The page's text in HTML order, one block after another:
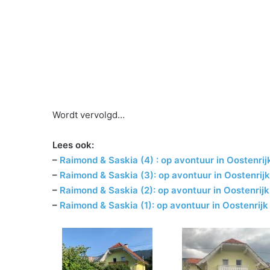
Wordt vervolgd…
Lees ook:
– Raimond & Saskia (4) : op avontuur in
– Raimond & Saskia (3): op avontuur in Oostenrijk
– Raimond & Saskia (2): op avontuur in Oostenrijk
– Raimond & Saskia (1): op avontuur in Oostenrijk